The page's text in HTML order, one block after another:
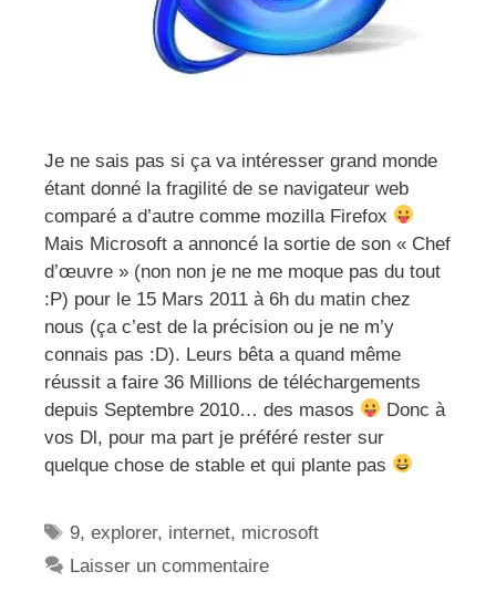
Je ne sais pas si ça va intéresser grand monde
étant donné la fragilité de se navigateur web
comparé a d’autre comme mozilla Firefox
Mais Microsoft a annoncé la sortie de son « Chef
d’œuvre » (non non je ne me moque pas du tout
:P) pour le 15 Mars 2011 à 6h du matin chez
nous (ça c’est de la précision ou je ne m’y
connais pas :D). Leurs bêta a quand même
réussit a faire 36 Millions de téléchargements
depuis Septembre 2010… des masos
Donc à
vos Dl, pour ma part je préféré rester sur
quelque chose de stable et qui plante pas
Étiquettes
9,explorer, internet, microsoft
Laisser un commentaire